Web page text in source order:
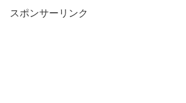
スポンサーリンク